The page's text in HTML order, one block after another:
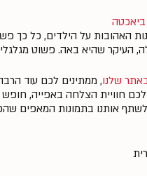
ביאכטה
האהובות על הילדים, כל כך
העיקר שהיא באה. פשוט
שלנו, ממתינים לכם עוד
חוויית הצלחה באפייה, חופש
לשתף אותנו בתמונות המאפים